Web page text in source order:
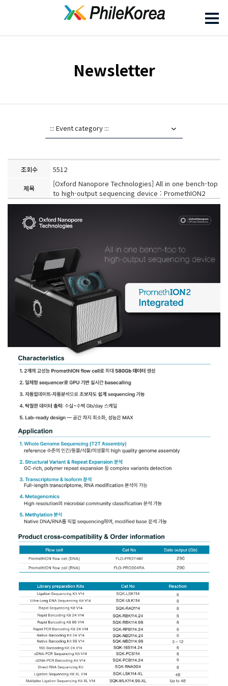
Newsletter
조회수 5512
제목
[Oxford Nanopore Technologies] All in one bench-top
to high-output sequencing device : PromethION2